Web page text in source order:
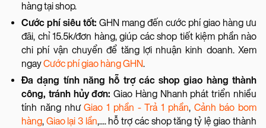
hàng tại shop.
Cước phí siêu tốt: GHN mang đến cước phí giao hàng ưu
đãi, chỉ 15.5k/đơn hàng, giúp các shop tiết kiệm phần nào
chi phí vận chuyển để tăng lợi nhuận kinh doanh. Xem
ngayCước phí giao hàng GHN.
Đa dạng tính năng hỗ trợ các shop giao hàng thành
công, tránh hủy đơn:Giao Hàng Nhanh phát triển nhiều
tính năng nhưGiao 1 phần - Trả 1 phần, Cảnh báo bom
hàng, Giao lại 3 lần,.... hỗ trợ các shop tăng tỷ lệ giao thành